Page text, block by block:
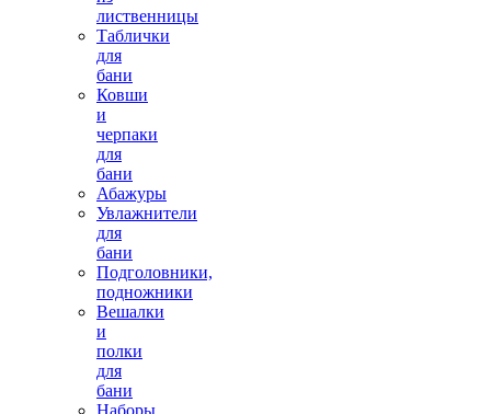
лиственницы
Таблички
для
бани
Ковши
и
черпаки
для
бани
Абажуры
Увлажнители
для
бани
Подголовники,
подножники
Вешалки
и
полки
для
бани
Наборы